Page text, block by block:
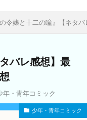
の令嬢と十二の瞳』【ネタ
バレ感想】最
年・青年コミック
少年・青年コミック